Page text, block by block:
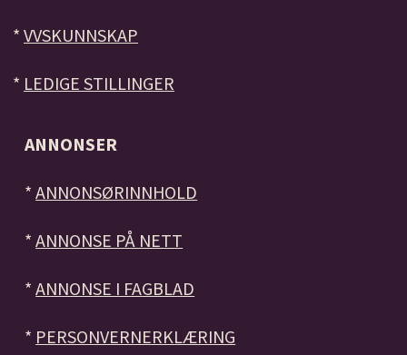
* VVSKUNNSKAP
* LEDIGE STILLINGER
ANNONSER
*ANNONSØRINNHOLD
*ANNONSE PÅ NETT
*ANNONSE I FAGBLAD
* PERSONVERNERKLÆRING